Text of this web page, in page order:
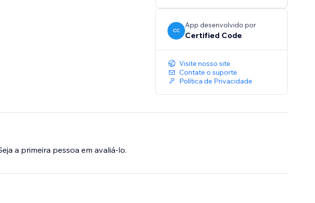
CC
App desenvolvido por
Certified Code
Visite nosso site
Contate o suporte
Política de Privacidade
a primeira pessoa em avaliá-lo.